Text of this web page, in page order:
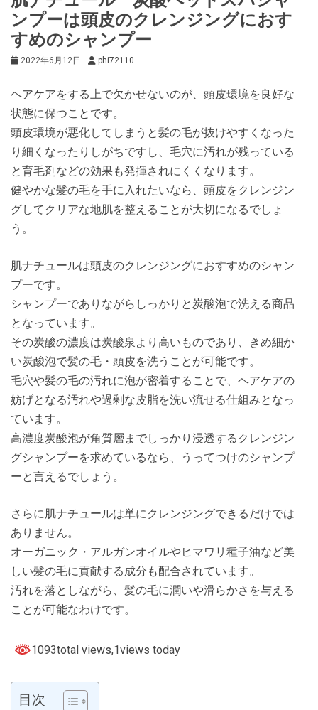
ンプーは頭皮のクレンジングにおす
すめのシャンプー
2022年6月12日 phi72110
ヘアケアをする上で欠かせないのが、頭皮環境を良好な
状態に保つことです。
頭皮環境が悪化してしまうと髪の毛が抜けやすくなった
り細くなったりしがちですし、毛穴に汚れが残っている
と育毛剤などの効果も発揮されにくくなります。
健やかな髪の毛を手に入れたいなら、頭皮をクレンジン
グしてクリアな地肌を整えることが大切になるでしょ
う。
肌ナチュールは頭皮のクレンジングにおすすめのシャン
プーです。
シャンプーでありながらしっかりと炭酸泡で洗える商品
となっています。
その炭酸の濃度は炭酸泉より高いものであり、きめ細か
い炭酸泡で髪の毛・頭皮を洗うことが可能です。
毛穴や髪の毛の汚れに泡が密着することで、ヘアケアの
妨げとなる汚れや過剰な皮脂を洗い流せる仕組みとなっ
ています。
高濃度炭酸泡が角質層までしっかり浸透するクレンジン
グシャンプーを求めているなら、うってつけのシャンプ
ーと言えるでしょう。
さらに肌ナチュールは単にクレンジングできるだけでは
ありません。
オーガニック・アルガンオイルやヒマワリ種子油など美
しい髪の毛に貢献する成分も配合されています。
汚れを落としながら、髪の毛に潤いや滑らかさを与える
ことが可能なわけです。
1093total views,1views today
目次